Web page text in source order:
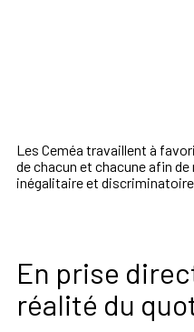
Les Ceméa travaillent à
de chacun et chacune afin
inégalitaire et discriminatoire
En prise
réalité du